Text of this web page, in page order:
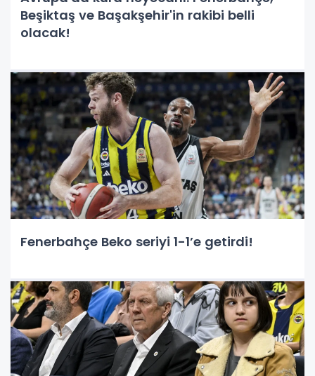
Beşiktaş ve Başakşehir'in rakibi belli
olacak!
Fenerbahçe Beko seriyi 1-1’e getirdi!